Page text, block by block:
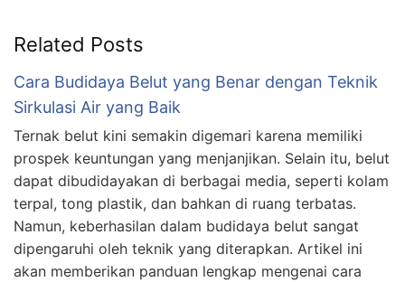
Related Posts
Cara Budidaya Belut yang Benar dengan Teknik
Sirkulasi Air yang Baik
Ternak belut kini semakin digemari karena memiliki
prospek keuntungan yang menjanjikan. Selain itu, belut
dapat dibudidayakan di berbagai media, seperti kolam
terpal, tong plastik, dan bahkan di ruang terbatas.
Namun, keberhasilan dalam budidaya belut sangat
dipengaruhi oleh teknik yang diterapkan. Artikel ini
akan memberikan panduan lengkap mengenai cara